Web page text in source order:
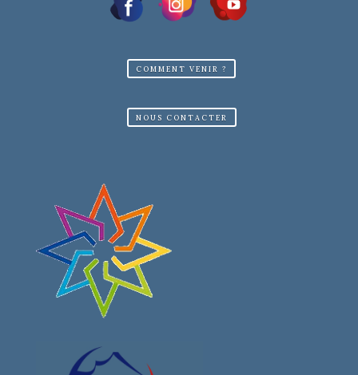
COMMENT VENIR ?
NOUS CONTACTER